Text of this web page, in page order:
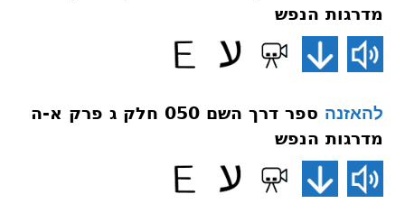
מדרגות הנפש
להאזנה
ספר דרך השם 050 חלק ג פרק א-ה
מדרגות הנפש